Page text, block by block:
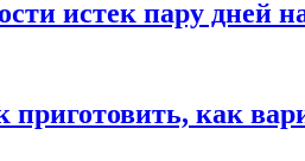
истек пару дней
приготовить, как